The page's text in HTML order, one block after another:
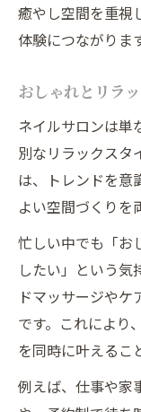
癒やし空間を重視
体験につながりま
おしゃれとリラ
ネイルサロンは単
別なリラックスタ
は、トレンドを意
よい空間づくりを
忙しい中でも「お
したい」という気
ドマッサージやケ
です。これにより
を同時に叶えるこ
例えば、仕事や家